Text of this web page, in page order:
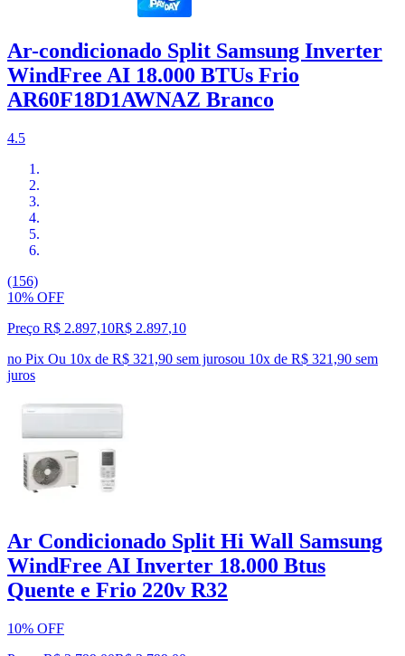
Ar-condicionado Split Samsung Inverter
WindFree AI 18.000 BTUs Frio
AR60F18D1AWNAZ Branco
4.5
(156)
10% OFF
Preço R$ 2.897,10R$ 2.897,10
no Pix Ou 10x de R$ 321,90 sem jurosou 10x de R$ 321,90 sem
juros
Ar Condicionado Split Hi Wall Samsung
WindFree AI Inverter 18.000 Btus
Quente e Frio 220v R32
10% OFF